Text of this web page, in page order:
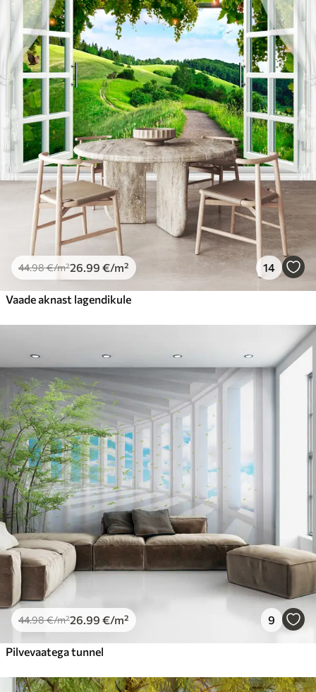
44.98€/m²26 .99 €/m² 14
Vaade aknast lagendikule
44.98€/m²26 .99 €/m² 9
Pilvevaatega tunnel